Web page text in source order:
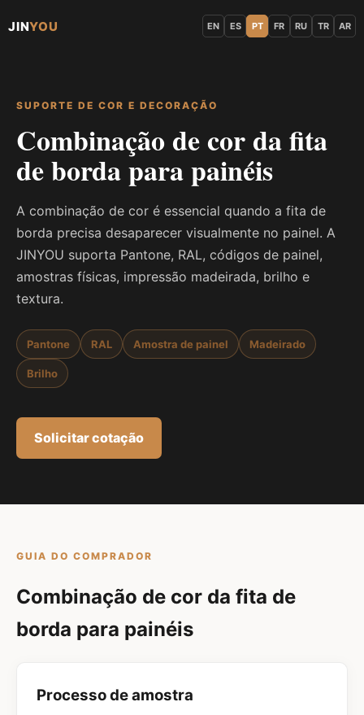
JINYOU EN ES PT FR RU TR AR
SUPORTE DE COR E DECORAÇÃO
Combinação de cor da fita
de borda para painéis
A combinação de cor é essencial quando a fita de
borda precisa desaparecer visualmente no painel. A
JINYOU suporta Pantone, RAL, códigos de painel,
amostras físicas, impressão madeirada, brilho e
textura.
Pantone RAL Amostra de painel Madeirado
Brilho
Solicitar cotação
GUIA DO COMPRADOR
Combinação de cor da fita de
borda para painéis
Processo de amostra